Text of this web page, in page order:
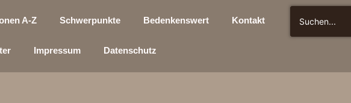
A-Z Schwerpunkte Bedenkenswert Kontakt
Impressum Datenschutz